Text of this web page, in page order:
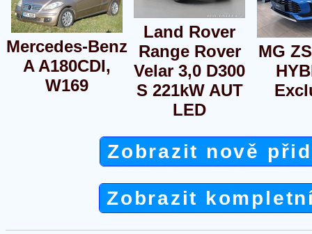
Mercedes-Benz
A A180CDI,
W169
Land Rover
Range Rover
Velar 3,0 D300
S 221kW AUT
LED
MG
Zobrazit nově
Zobrazit